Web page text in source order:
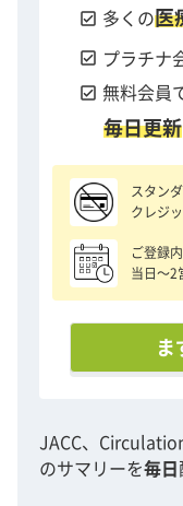
check_box 多くの医
check_box プラチナ
check_box 無料会員
毎日更新
スタン
クレジ
ご登録
当日〜2
ま
JACC、
のサマリーを毎日